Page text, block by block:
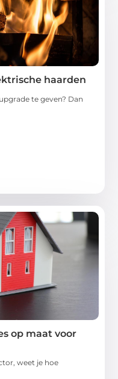
haarden
te geven? Dan
op maat voor
weet je hoe